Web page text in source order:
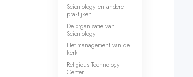
Scientology en andere
praktijken
De organisatie van
Scientology
Het management van de
kerk
Religious Technology
Center